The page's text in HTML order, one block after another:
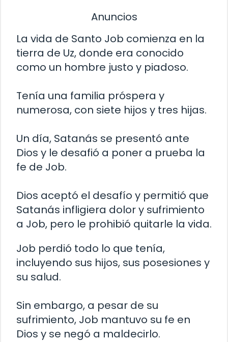
Anuncios
La vida de Santo Job comienza en la
tierra de Uz, donde era conocido
como un hombre justo y piadoso.
Tenía una familia próspera y
numerosa, con siete hijos y tres hijas.
Un día, Satanás se presentó ante
Dios y le desafió a poner a prueba la
fe de Job.
Dios aceptó el desafío y permitió que
Satanás infligiera dolor y sufrimiento
a Job, pero le prohibió quitarle la vida.
Job perdió todo lo que tenía,
incluyendo sus hijos, sus posesiones y
su salud.
Sin embargo, a pesar de su
sufrimiento, Job mantuvo su fe en
Dios y se negó a maldecirlo.